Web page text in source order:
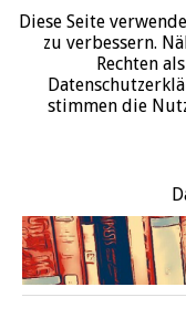
START
Diese Seite
zu verbessern.
Rechten
stimmen die